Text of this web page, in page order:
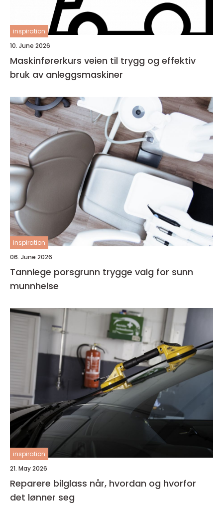
inspiration
10. June 2026
Maskinførerkurs veien til trygg og effektiv
bruk av anleggsmaskiner
inspiration
06. June 2026
Tannlege porsgrunn trygge valg for sunn
munnhelse
inspiration
21. May 2026
Reparere bilglass når, hvordan og hvorfor
det lønner seg